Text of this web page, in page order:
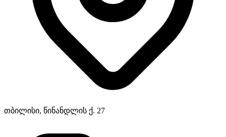
თბილისი, წინანდლის ქ. 27